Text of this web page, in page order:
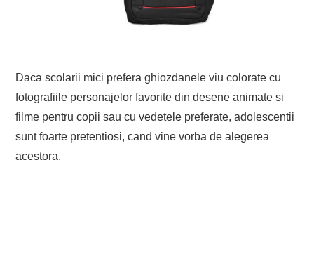
Daca scolarii mici prefera ghiozdanele viu colorate cu
fotografiile personajelor favorite din desene animate si
filme pentru copii sau cu vedetele preferate, adolescentii
sunt foarte pretentiosi, cand vine vorba de alegerea
acestora.